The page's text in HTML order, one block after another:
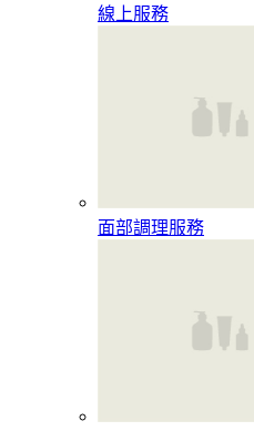
線上服務
面部調理服務